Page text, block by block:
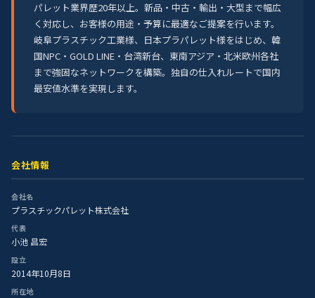
パレット業界歴20年以上。新品・中古・輸出・大型まで幅広
く対応し、お客様の用途・予算に最適なご提案を行います。
岐阜プラスチック工業様、日本プラパレット様をはじめ、韓
国NPC・GOLD LINE・台湾新台、東南アジア・北米欧州各社
まで強固なネットワークを構築。独自の仕入れルートで国内
最安値水準を実現します。
会社情報
会社名
プラスチックパレット株式会社
代表
小池 昌宏
設立
2014年10月8日
所在地